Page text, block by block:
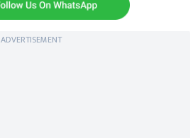
ADVERTISEMENT